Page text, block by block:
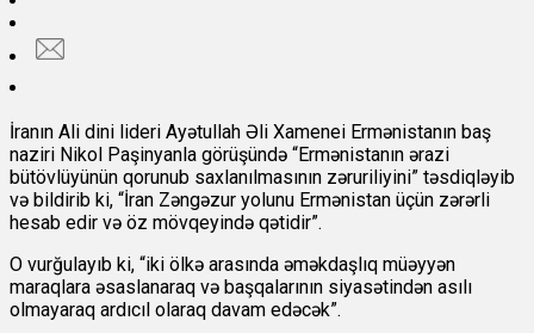
İranın Ali dini lideri Ayətullah Əli Xamenei Ermənistanın baş
naziri Nikol Paşinyanla görüşündə “Ermənistanın ərazi
bütövlüyünün qorunub saxlanılmasının zəruriliyini” təsdiqləyib
və bildirib ki, “İran Zəngəzur yolunu Ermənistan üçün zərərli
hesab edir və öz mövqeyində qətidir”.
O vurğulayıb ki, “iki ölkə arasında əməkdaşlıq müəyyən
maraqlara əsaslanaraq və başqalarının siyasətindən asılı
olmayaraq ardıcıl olaraq davam edəcək”.